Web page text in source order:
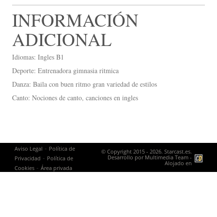
INFORMACIÓN
ADICIONAL
Idiomas: Ingles B1
Deporte: Entrenadora gimnasia ritmica
Danza: Baila con buen ritmo gran variedad de estilos
Canto: Nociones de canto, canciones en ingles
Aviso Legal - Política de
Privacidad - Política de
Cookies - Área privada
© Copyright 2015 - 2026. Starcast.es.
Desarrollo por Multimedia Team -
Alojado en